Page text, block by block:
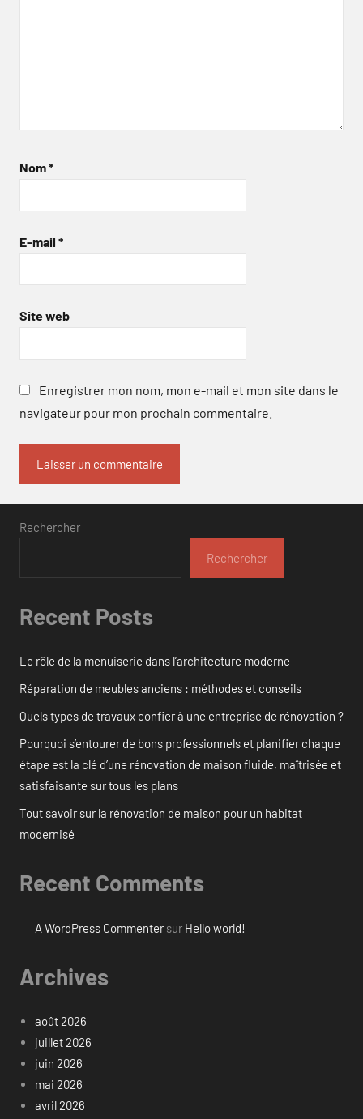
Nom*
E-mail *
Site web
Enregistrer mon nom, mon e-mail et mon site dans le
navigateur pour mon prochain commentaire.
Rechercher
Rechercher
Recent Posts
Le rôle de la menuiserie dans l’architecture moderne
Réparation de meubles anciens : méthodes et conseils
Quels types de travaux confier à une entreprise de rénovation ?
Pourquoi s’entourer de bons professionnels et planifier chaque
étape est la clé d’une rénovation de maison fluide, maîtrisée et
satisfaisante sur tous les plans
Tout savoir sur la rénovation de maison pour un habitat
modernisé
Recent Comments
A WordPress Commentersur Hello world!
Archives
août 2026
juillet 2026
juin 2026
mai 2026
avril 2026